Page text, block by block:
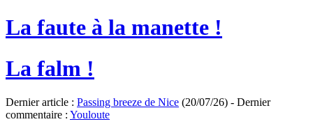
La faute à la manette !
La falm !
Dernier article : Passing breeze de Nice (20/07/26) - Dernier
commentaire : Youloute